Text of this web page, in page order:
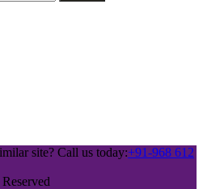
site? Call us today:+91-968 612